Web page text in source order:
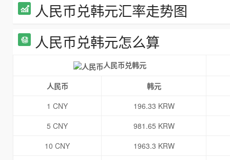
人民币兑韩元汇率走势图
人民币兑韩元怎么算
人民币兑韩元
人民币
韩元
1 CNY
196.33 KRW
5 CNY
981.65 KRW
10 CNY
1963.3 KRW